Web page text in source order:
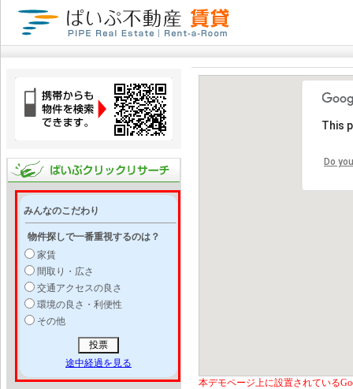
みんなのこだわり
物件探しで一番重視するのは？
家賃
間取り・広さ
交通アクセスの良さ
環境の良さ・利便性
その他
途中経過を見る
This
Do
本デモページ上に設置されている